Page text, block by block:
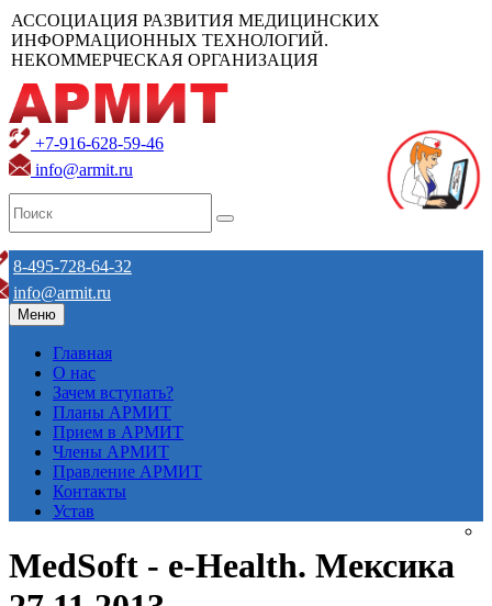
АССОЦИАЦИЯ РАЗВИТИЯ МЕДИЦИНСКИХ
ИНФОРМАЦИОННЫХ ТЕХНОЛОГИЙ.
НЕКОММЕРЧЕСКАЯ ОРГАНИЗАЦИЯ
+7-916-628-59-46
info@armit.ru
8-495-728-64-32
info@armit.ru
Меню
Главная
О нас
Зачем вступать?
Планы АРМИТ
Прием в АРМИТ
Члены АРМИТ
Правление АРМИТ
Контакты
Устав
MedSoft - e-Health. Мексика